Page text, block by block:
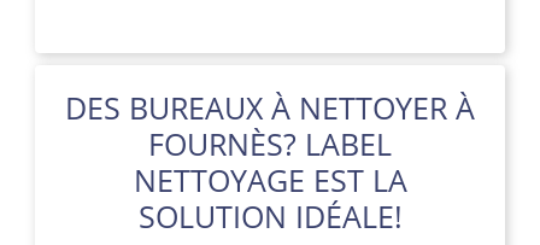
DES BUREAUX À NETTOYER À
FOURNÈS? LABEL
NETTOYAGE EST LA
SOLUTION IDÉALE!